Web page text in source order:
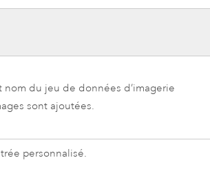
nom du jeu de données d’imagerie
sont ajoutées.
personnalisé.